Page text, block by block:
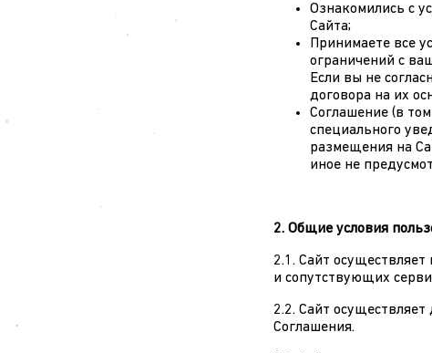
Ознакомились с
Сайта;
Принимаете все
ограничений с
Если вы не
договора на их
Соглашение (в
специального
размещения на
иное не
2. Общие условия
2.1. Сайт
и сопутствующих
2.2. Сайт
Соглашения.